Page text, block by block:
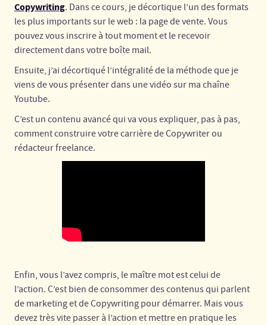
Copywriting. Dans ce cours, je décortique l’un des formats
les plus importants sur le web : la page de vente. Vous
pouvez vous inscrire à tout moment et le recevoir
directement dans votre boîte mail.
Ensuite, j’ai décortiqué l’intégralité de la méthode que je
viens de vous présenter dans une vidéo sur ma chaîne
Youtube.
C’est un contenu avancé qui va vous expliquer, pas à pas,
comment construire votre carrière de Copywriter ou
rédacteur freelance.
Enfin, vous l’avez compris, le maître mot est celui de
l’action. C’est bien de consommer des contenus qui parlent
de marketing et de Copywriting pour démarrer. Mais vous
devez très vite passer à l’action et mettre en pratique les